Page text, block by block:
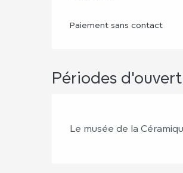
Paiement sans contact
Périodes
Le musée de la